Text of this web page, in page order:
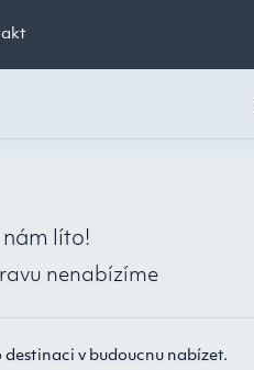
nám líto!
nenabízíme
destinaci v budoucnu nabízet.